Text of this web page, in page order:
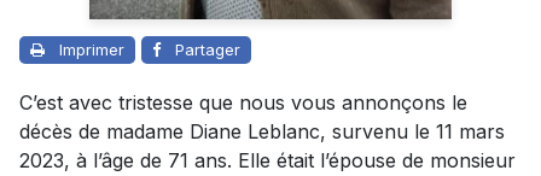
Imprimer Partager
C’est avec tristesse que nous vous annonçons le
décès de madame Diane Leblanc, survenu le 11 mars
2023, à l’âge de 71 ans. Elle était l’épouse de monsieur